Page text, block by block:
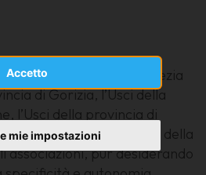
Accetto
mie impostazioni
costituite in Friuli Venezia
di Gorizia, l’Usci della
l’Usci della provincia di
Società Corali Friulane) della
associazioni, pur desiderando